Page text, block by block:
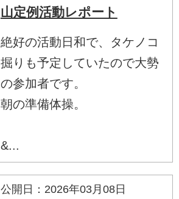
山定例活動レポート
絶好の活動日和で、タケノコ
掘りも予定していたので大勢
の参加者です。
朝の準備体操。
&...
公開日：2026年03月08日